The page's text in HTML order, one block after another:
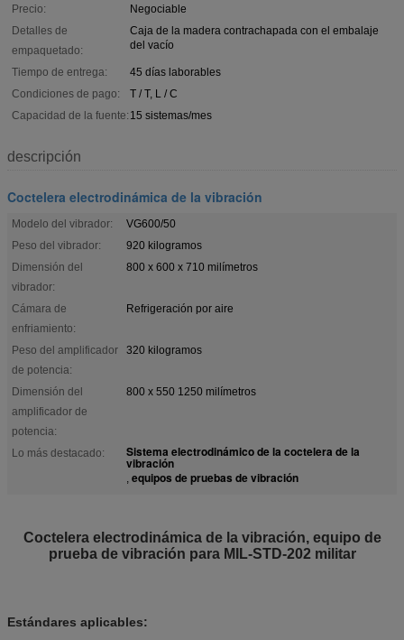
Precio:
Negociable
Detalles de
empaquetado:
Caja de la madera contrachapada con el embalaje
del vacío
Tiempo de entrega:
45 días laborables
Condiciones de pago:
T / T, L / C
Capacidad de la fuente: 15 sistemas/mes
descripción
Coctelera electrodinámica de la vibración
Modelo del vibrador:
VG600/50
Peso del vibrador:
920 kilogramos
Dimensión del
vibrador:
800 x 600 x 710 milímetros
Cámara de
enfriamiento:
Refrigeración por aire
Peso del amplificador
de potencia:
320 kilogramos
Dimensión del
amplificador de
potencia:
800 x 550 1250 milímetros
Lo más destacado: Sistema electrodinámico de la coctelera de la
vibración
, equipos de pruebas de vibración
Coctelera electrodinámica de la vibración, equipo de
prueba de vibración para MIL-STD-202 militar
Estándares aplicables: